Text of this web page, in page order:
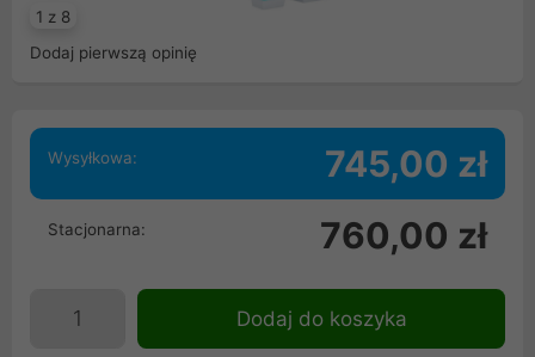
1 z 8
Dodaj pierwszą opinię
Wysyłkowa: 745,00 zł
Stacjonarna: 760,00 zł
Dodaj do koszyka